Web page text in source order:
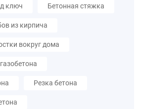
ключ Бетонная стяжка
из кирпича
вокруг дома
Резка бетона